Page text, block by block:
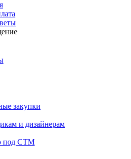
закупки
и дизайнерам
под СТМ